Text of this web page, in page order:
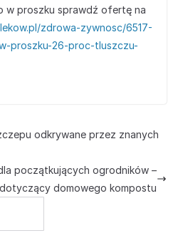
w proszku sprawdź ofertę na
zdrowa-zywnosc/6517-
proszku-26-proc-tluszczu-
odkrywane przez znanych
początkujących ogrodników –
domowego kompostu